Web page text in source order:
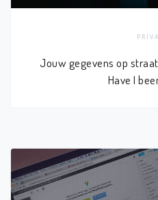
Jouw gegevens op
Have I